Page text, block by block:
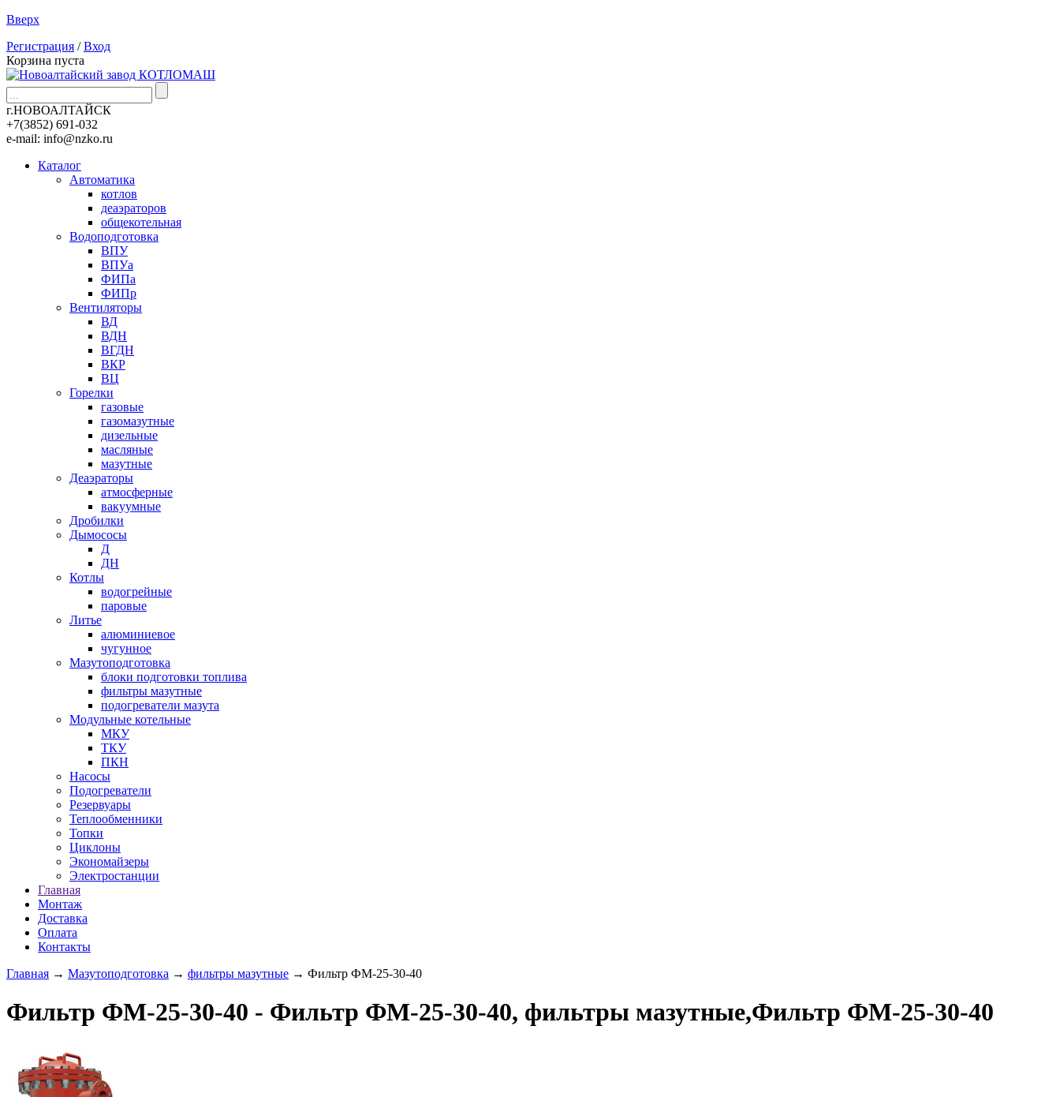
Вверх
Регистрация /Вход
Корзина пуста
г.НОВОАЛТАЙСК
+7(3852) 691-032
e-mail: info@nzko.ru
Каталог
Автоматика
котлов
деаэраторов
общекотельная
Водоподготовка
ВПУ
ВПУа
ФИПа
ФИПр
Вентиляторы
ВД
ВДН
ВГДН
ВКР
ВЦ
Горелки
газовые
газомазутные
дизельные
масляные
мазутные
Деаэраторы
атмосферные
вакуумные
Дробилки
Дымососы
Д
ДН
Котлы
водогрейные
паровые
Литье
алюминиевое
чугунное
Мазутоподготовка
блоки подготовки топлива
фильтры мазутные
подогреватели мазута
Модульные котельные
МКУ
ТКУ
ПКН
Насосы
Подогреватели
Резервуары
Теплообменники
Топки
Циклоны
Экономайзеры
Электростанции
Главная
Монтаж
Доставка
Оплата
Контакты
Главная → Мазутоподготовка → фильтры мазутные → Фильтр ФМ-25-30-40
Фильтр ФМ-25-30-40 - Фильтр ФМ-25-30-40, фильтры мазутные,Фильтр ФМ-25-30-40